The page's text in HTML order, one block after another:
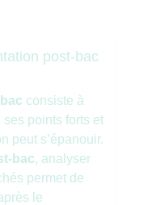
post-bac
consiste à
ses points forts et
peut s’épanouir.
bac, analyser
permet de
le